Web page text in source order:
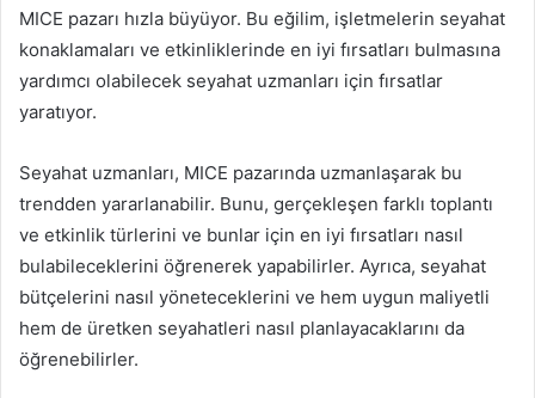
MICE pazarı hızla büyüyor. Bu eğilim, işletmelerin seyahat
konaklamaları ve etkinliklerinde en iyi fırsatları bulmasına
yardımcı olabilecek seyahat uzmanları için fırsatlar
yaratıyor.
Seyahat uzmanları, MICE pazarında uzmanlaşarak bu
trendden yararlanabilir. Bunu, gerçekleşen farklı toplantı
ve etkinlik türlerini ve bunlar için en iyi fırsatları nasıl
bulabileceklerini öğrenerek yapabilirler. Ayrıca, seyahat
bütçelerini nasıl yöneteceklerini ve hem uygun maliyetli
hem de üretken seyahatleri nasıl planlayacaklarını da
öğrenebilirler.